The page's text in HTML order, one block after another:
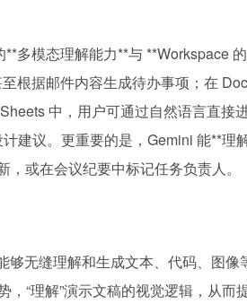
多模态理解能力**与 **Workspace
根据邮件内容生成待办事项；在
中，用户可通过自然语言直接
建议。更重要的是，Gemini 能**理
或在会议纪要中标记任务负责人。
无缝理解和生成文本、代码、图
，“理解”演示文稿的视觉逻辑，从